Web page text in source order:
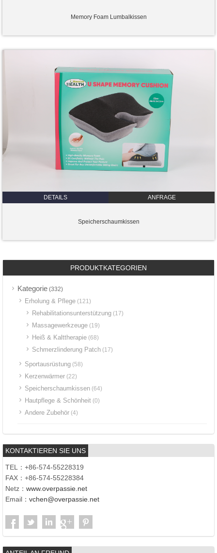
Memory Foam Lumbalkissen
DETAILS ANFRAGE
Speicherschaumkissen
PRODUKTKATEGORIEN
Kategorie (332)
Erholung & Pflege (121)
Rehabilitationsunterstützung (17)
Massagewerkzeuge (19)
Heiß & Kalttherapie (68)
Schmerzlinderung Patch (17)
Sportausrüstung (58)
Kerzenwärmer (22)
Speicherschaumkissen (64)
Hautpflege & Schönheit (0)
Andere Zubehör (4)
KONTAKTIEREN SIE UNS
TEL：+86-574-55228319
FAX：+86-574-55228384
Netz： www.overpassie.net
Email： vchen@overpassie.net